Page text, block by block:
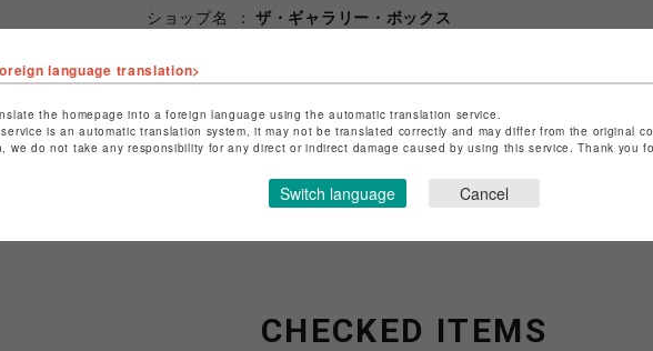
ショップ名
ザ・ギャラリー・ボックス
ショップお問い合わせは こちら
CHECKED ITEMS
language translation>
the homepage into a foreign language using the automatic translation service.
is an automatic translation system, it may not be translated correctly and may differ from the original
we do not take any responsibility for any direct or indirect damage caused by using this service. Thank you
Switch language Cancel